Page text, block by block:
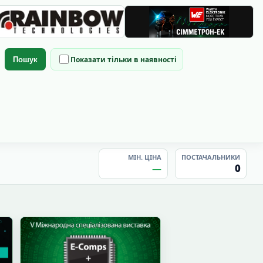
Пошук Показати тільки в наявності
МІН. ЦІНА
—
ПОСТАЧАЛЬНИКИ
0